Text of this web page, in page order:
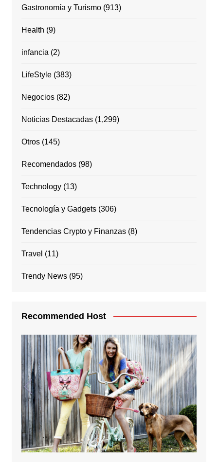
Gastronomía y Turismo(913)
Health (9)
infancia (2)
LifeStyle(383)
Negocios(82)
Noticias Destacadas(1,299)
Otros(145)
Recomendados(98)
Technology(13)
Tecnología y Gadgets(306)
Tendencias Crypto y Finanzas(8)
Travel (11)
Trendy News(95)
Recommended Host